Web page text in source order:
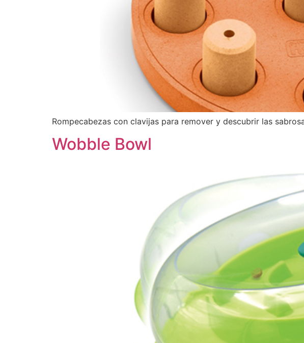
Rompecabezas con clavijas para remover y descubrir las
Wobble Bowl